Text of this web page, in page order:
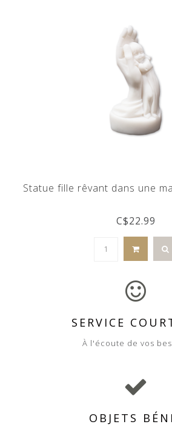
Statue fille rêvant dans une
C$22.99
SERVICE
À l'écoute de vos
OBJETS